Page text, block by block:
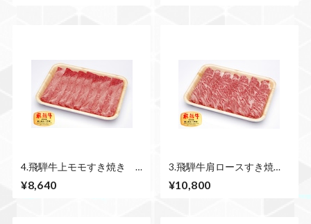
4.飛騨牛上モモすき焼き
¥8,640
3.飛騨牛肩ロースすき焼
¥10,800